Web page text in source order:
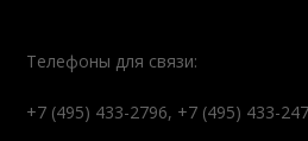
Телефоны для связи:
+7 (495) 433-2796, +7 (495) 433-